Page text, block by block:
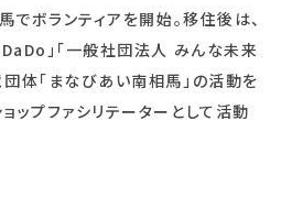
ボランティアを開始。移住後は、
DaDo」「一般社団法人 みんな未来
体「まなびあい南相馬」の活動を
ップファシリテーターとして活動